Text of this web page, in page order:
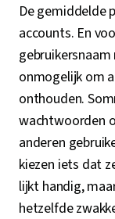
De gemiddelde
accounts. En
onmogelijk om
onthouden.
wachtwoorden
anderen
kiezen iets dat
lijkt handig,
hetzelfde